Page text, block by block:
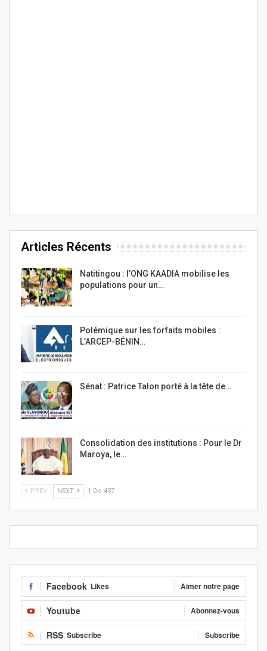
Articles Récents
Natitingou : l’ONG KAADIA mobilise les
populations pour un…
Polémique sur les forfaits mobiles :
L’ARCEP-BÉNIN…
Sénat : Patrice Talon porté à la tête de…
Consolidation des institutions : Pour le Dr
Maroya, le…
PREV NEXT 1 De 437
Facebook Likes Aimer notre page
Youtube Abonnez-vous
RSS Subscribe Subscribe